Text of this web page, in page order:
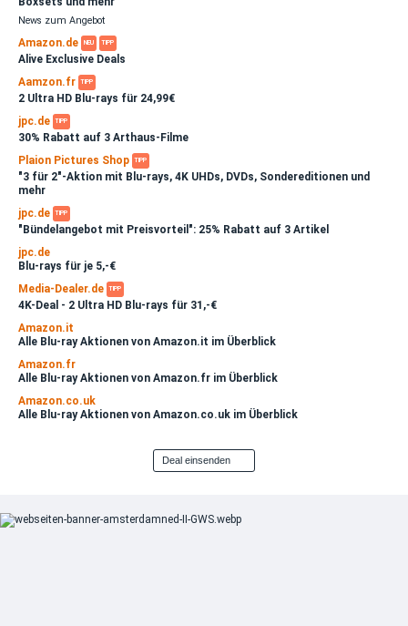
Edition) ...
29,99 EUR
VORBESTELLBAR
Chernobyl (TV Mini-Serie) (Limited Special ...
39,99 EUR
VORBESTELLBAR
Chernobyl (TV Mini-Serie) 4K (Limited
69,99 EUR
DIESE WOCHE NEU
Dead Man's Wire (2025)
14,99 EUR
Der Astronaut - Project Hail Mary 4K (Limited
...
59,99 EUR
DIESE WOCHE NEU
+ Details
News zum Angebot
Amazon.de NEU TIPP
Alive Exclusive Deals
Aamzon.fr
TIPP
2 Ultra HD Blu-rays für 24,99€
jpc.de
TIPP
30% Rabatt auf 3 Arthaus-Filme
Plaion Pictures Shop
TIPP
"3 für 2"-Aktion mit Blu-rays, 4K UHDs, DVDs, Sondereditionen und
mehr
jpc.de
TIPP
"Bündelangebot mit Preisvorteil": 25% Rabatt auf 3 Artikel
jpc.de
Blu-rays für je 5,-€
Media-Dealer.de
TIPP
4K-Deal - 2 Ultra HD Blu-rays für 31,-€
Amazon.it
Alle Blu-ray Aktionen von Amazon.it im Überblick
Amazon.fr
Alle Blu-ray Aktionen von Amazon.fr im Überblick
Amazon.co.uk
Alle Blu-ray Aktionen von Amazon.co.uk im Überblick
Deal einsenden